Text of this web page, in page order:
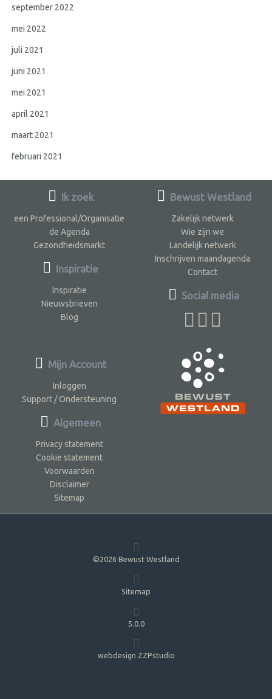
september 2022
mei 2022
juli 2021
juni 2021
mei 2021
april 2021
maart 2021
februari 2021
Ik zoek
een Professional/Organisatie
de Agenda
Gezondheidsmarkt
Inspiratie
Inspiratie
Nieuwsbrieven
Blog
Bewust Westland
Zakelijk netwerk
Wie zijn we
Landelijk netwerk
Inschrijven maandagenda
Contact
Social media
Mijn Account
Inloggen
Support / Ondersteuning
Algemeen
Privacy statement
Cookie statement
Voorwaarden
Disclaimer
Sitemap
©2026 Bewust Westland
Sitemap
5.0.0
webdesign ZZPstudio